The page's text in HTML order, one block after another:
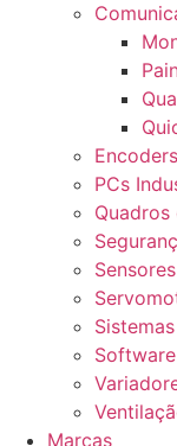
Encoders
PCs
Sensores
Marcas